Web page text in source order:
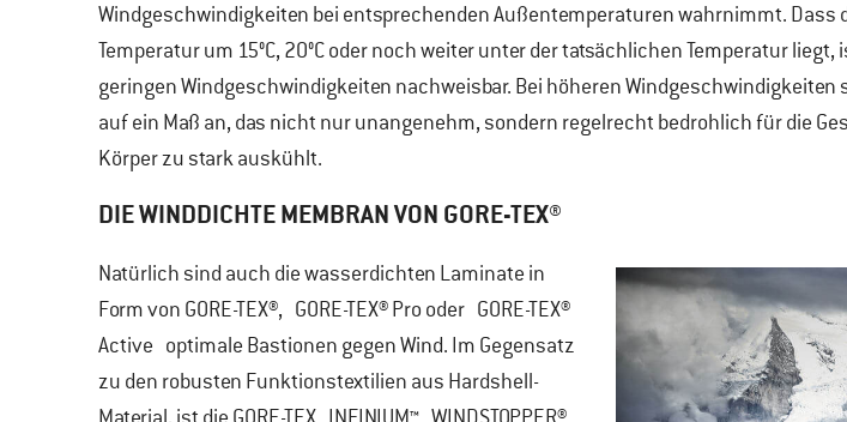
Windgeschwindigkeiten bei entsprechenden Außentemperaturen wahrnimmt. Dass
Temperatur um 15°C, 20°C oder noch weiter unter der tatsächlichen Temperatur liegt,
geringen Windgeschwindigkeiten nachweisbar. Bei höheren Windgeschwindigkeiten
auf ein Maß an, das nicht nur unangenehm, sondern regelrecht bedrohlich für die
Körper zu stark auskühlt.
DIE WINDDICHTE MEMBRAN VON GORE-TEX®
Natürlich sind auch die wasserdichten Laminate in
Form von GORE-TEX®, GORE-TEX® Pro oder GORE-TEX®
Active optimale Bastionen gegen Wind. Im Gegensatz
zu den robusten Funktionstextilien aus Hardshell-